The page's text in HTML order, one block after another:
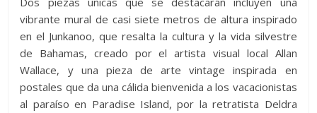
vibrante mural de casi siete metros de altura inspirado
en el Junkanoo, que resalta la cultura y la vida silvestre
de Bahamas, creado por el artista visual local Allan
Wallace, y una pieza de arte vintage inspirada en
postales que da una cálida bienvenida a los vacacionistas
al paraíso en Paradise Island, por la retratista Deldra